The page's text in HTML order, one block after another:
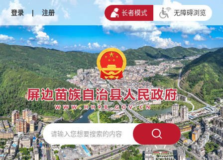
登录 | 注册 长者模式 无障碍浏览